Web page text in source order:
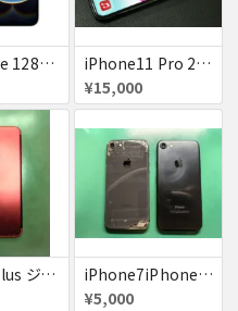
iPhone16e 128GB ホワイト 送料無料
iPhone11 Pro 256GB ジャンク品
¥15,000
iPhone7Plus ジャンク品
iPhone7iPhone8ジャンク
¥5,000